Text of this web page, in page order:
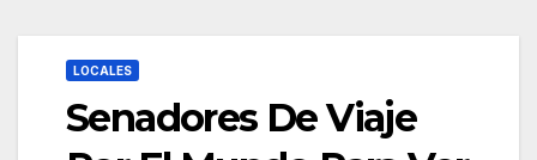
LOCALES
Senadores De Viaje